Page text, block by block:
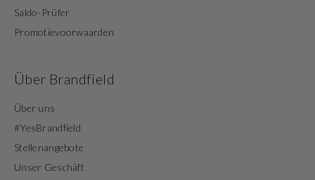
Saldo-Prüfer
Promotievoorwaarden
Über Brandfield
Über uns
#YesBrandfield
Stellenangebote
Unser Geschäft